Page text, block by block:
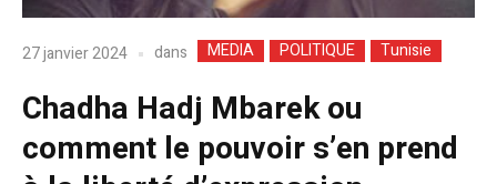
27 janvier 2024 dans MEDIA POLITIQUE Tunisie
Chadha Hadj Mbarek ou
comment le pouvoir s’en prend